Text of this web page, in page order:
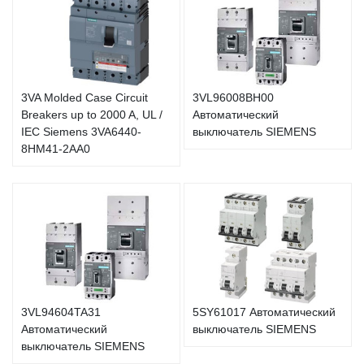
3VA Molded Case Circuit
Breakers up to 2000 A, UL /
IEC Siemens 3VA6440-
8HM41-2AA0
3VL96008BH00
Автоматический
выключатель SIEMENS
3VL94604TA31
Автоматический
выключатель SIEMENS
5SY61017 Автоматический
выключатель SIEMENS